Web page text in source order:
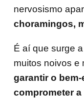
nervosismo
choramingos,
É aí que surge
muitos noivos e
garantir o
comprometer